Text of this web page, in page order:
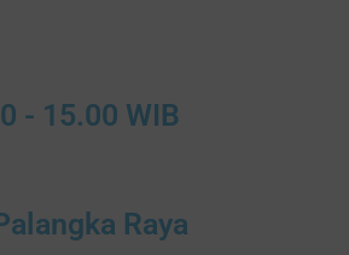
- 15.00 WIB
Raya